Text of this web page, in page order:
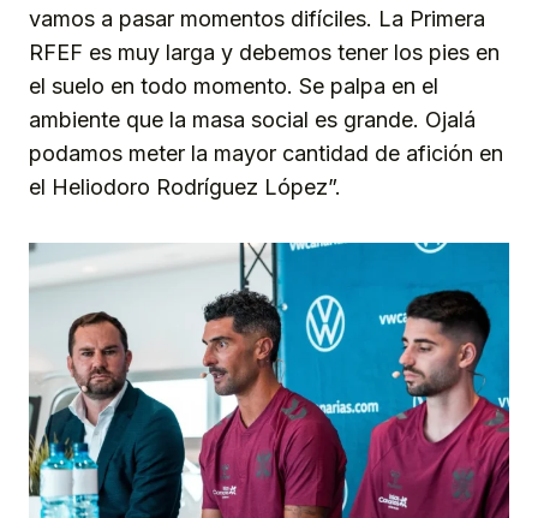
vamos a pasar momentos difíciles. La Primera
RFEF es muy larga y debemos tener los pies en
el suelo en todo momento. Se palpa en el
ambiente que la masa social es grande. Ojalá
podamos meter la mayor cantidad de afición en
el Heliodoro Rodríguez López”.